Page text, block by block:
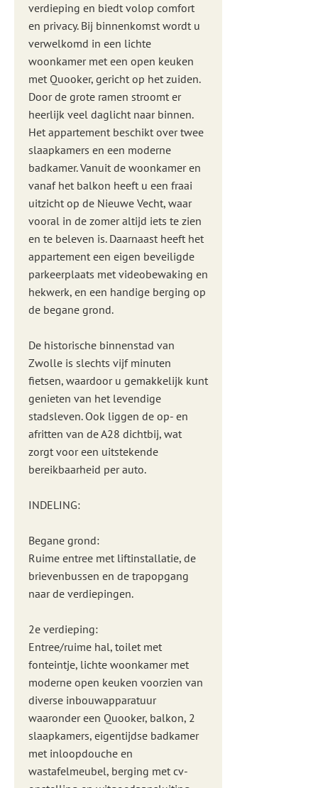
verdieping en biedt volop comfort
en privacy. Bij binnenkomst wordt u
verwelkomd in een lichte
woonkamer met een open keuken
met Quooker, gericht op het zuiden.
Door de grote ramen stroomt er
heerlijk veel daglicht naar binnen.
Het appartement beschikt over twee
slaapkamers en een moderne
badkamer. Vanuit de woonkamer en
vanaf het balkon heeft u een fraai
uitzicht op de Nieuwe Vecht, waar
vooral in de zomer altijd iets te zien
en te beleven is. Daarnaast heeft het
appartement een eigen beveiligde
parkeerplaats met videobewaking en
hekwerk, en een handige berging op
de begane grond.
De historische binnenstad van
Zwolle is slechts vijf minuten
fietsen, waardoor u gemakkelijk kunt
genieten van het levendige
stadsleven. Ook liggen de op- en
afritten van de A28 dichtbij, wat
zorgt voor een uitstekende
bereikbaarheid per auto.
INDELING:
Begane grond:
Ruime entree met liftinstallatie, de
brievenbussen en de trapopgang
naar de verdiepingen.
2e verdieping:
Entree/ruime hal, toilet met
fonteintje, lichte woonkamer met
moderne open keuken voorzien van
diverse inbouwapparatuur
waaronder een Quooker, balkon, 2
slaapkamers, eigentijdse badkamer
met inloopdouche en
wastafelmeubel, berging met cv-